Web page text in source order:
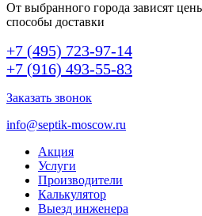
От выбранного города зависят
способы доставки
+7 (495) 723-97-14
+7 (916) 493-55-83
Заказать звонок
info@septik-moscow.ru
Акция
Услуги
Производители
Калькулятор
Выезд инженера